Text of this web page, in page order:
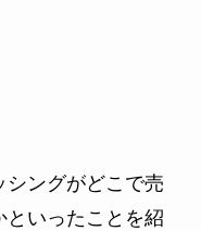
シングがどこで売
といったことを紹